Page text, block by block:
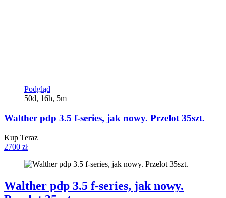
Podgląd
50d, 16h, 5m
Walther pdp 3.5 f-series, jak nowy. Przelot 35szt.
Kup Teraz
2700 zł
Walther pdp 3.5 f-series, jak nowy.